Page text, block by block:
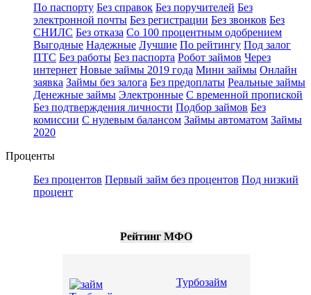
По паспорту Без справок Без поручителей Без
электронной почты Без регистрации Без звонков Без
СНИЛС Без отказа Со 100 процентным одобрением
Выгодные Надежные Лучшие По рейтингу Под залог
ПТС Без работы Без паспорта Робот займов Через
интернет Новые займы 2019 года Мини займы Онлайн
заявка Займы без залога Без предоплаты Реальные займы
Денежные займы Электронные С временной пропиской
Без подтверждения личности Подбор займов Без
комиссии С нулевым балансом Займы автоматом Займы
2020
Проценты
Без процентов Первый займ без процентов Под низкий
процент
Рейтинг МФО
Турбозайм